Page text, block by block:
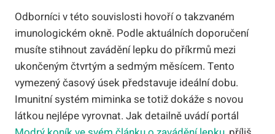
Odborníci v této souvislosti hovoří o takzvaném
imunologickém okně. Podle aktuálních doporučení
musíte stihnout zavádění lepku do příkrmů mezi
ukončeným čtvrtým a sedmým měsícem. Tento
vymezený časový úsek představuje ideální dobu.
Imunitní systém miminka se totiž dokáže s novou
látkou nejlépe vyrovnat. Jak detailně uvádí portál